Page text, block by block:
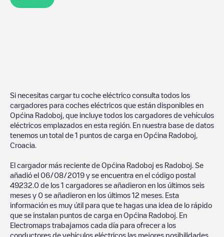
Si necesitas cargar tu coche eléctrico consulta todos los
cargadores para coches eléctricos que están disponibles en
Općina Radoboj , que incluye todos los cargadores de vehículos
eléctricos emplazados en esta región. En nuestra base de datos
tenemos un total de 1 puntos de carga en Općina Radoboj
Croacia
El cargador más reciente de Općina Radoboj es Radoboj . Se
añadió el 06/08/2019 y se encuentra en el código postal
49232 0 de los 1 cargadores se añadieron en los últimos seis
meses y 0 se añadieron en los últimos 12 meses. Esta
información es muy útil para que te hagas una idea de lo rápido
que se instalan puntos de carga en Općina Radoboj . En
Electromaps trabajamos cada día para ofrecer a los
conductores de vehículos eléctricos las mejores posibilidades